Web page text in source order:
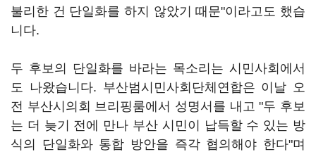
불리한 건 단일화를 하지 않았기 때문"이라고도 했습
니다.
두 후보의 단일화를 바라는 목소리는 시민사회에서
도 나왔습니다. 부산범시민사회단체연합은 이날 오
전 부산시의회 브리핑룸에서 성명서를 내고 "두 후보
는 더 늦기 전에 만나 부산 시민이 납득할 수 있는 방
식의 단일화와 통합 방안을 즉각 협의해야 한다"며